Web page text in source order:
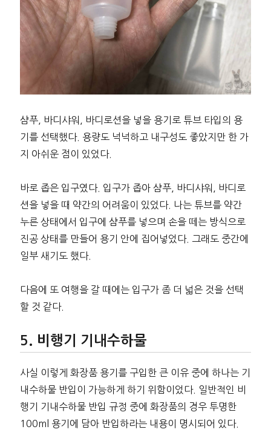
샴푸, 바디샤워, 바디로션을 넣을 용기로 튜브 타입의 용
기를 선택했다. 용량도 넉넉하고 내구성도 좋았지만 한 가
지 아쉬운 점이 있었다.
바로 좁은 입구였다. 입구가 좁아 샴푸, 바디샤워, 바디로
션을 넣을 때 약간의 어려움이 있었다. 나는 튜브를 약간
누른 상태에서 입구에 샴푸를 넣으며 손을 떼는 방식으로
진공 상태를 만들어 용기 안에 집어넣었다. 그래도 중간에
일부 새기도 했다.
다음에 또 여행을 갈 때에는 입구가 좀 더 넓은 것을 선택
할 것 같다.
비행기 기내수하물
사실 이렇게 화장품 용기를 구입한 큰 이유 중에 하나는 기
내수하물 반입이 가능하게 하기 위함이었다. 일반적인 비
행기 기내수하물 반입 규정 중에 화장품의 경우 투명한
100ml 용기에 담아 반입하라는 내용이 명시되어 있다.